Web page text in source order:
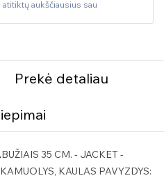
aukščiausius sau
Prekė detaliau
35 CM. - JACKET -
KAULAS PAVYZDYS: